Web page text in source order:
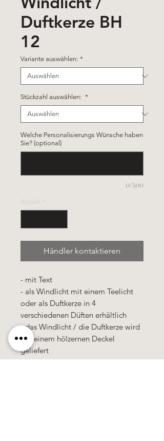
Duftkerze BH
12
Variante auswählen: *
Stückzahl auswählen: *
Welche Personalisierungs Wünsche haben
Sie? (optional)
0/500
Anzahl
Händler kontaktieren
- mit Text
- als Windlicht mit einem Teelicht
oder als Duftkerze in 4
verschiedenen Düften erhältlich
- das Windlicht / die Duftkerze wird
mit einem hölzernen Deckel
geliefert
- das Windlicht / die Duftkerze wird